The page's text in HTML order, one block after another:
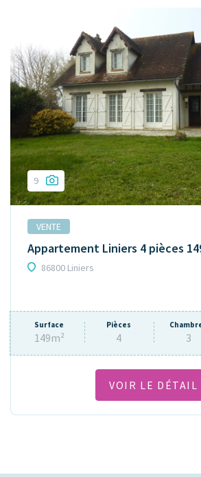
9
VENTE
Appartement Liniers 4 pièces
86800 Liniers
Surface
149m²
Pièces
4 3
VOIR LE DÉTAIL